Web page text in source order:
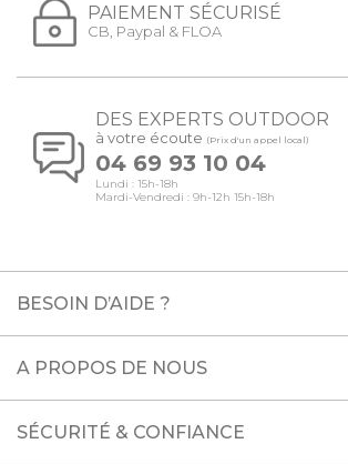
PAIEMENT SÉCURISÉ
CB, Paypal & FLOA
DES EXPERTS OUTDOOR
à votre écoute (Prix d'un appel local)
04 69 93 10 04
Lundi : 15h-18h
Mardi-Vendredi : 9h-12h 15h-18h
BESOIN D’AIDE ?
A PROPOS DE NOUS
SÉCURITÉ & CONFIANCE